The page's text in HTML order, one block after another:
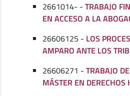
2661014- -TRABAJO
EN ACCESO A LA
26606125 - LOS
AMPARO ANTE LOS
26606271 -TRABAJO
MÁSTER EN DERECHOS